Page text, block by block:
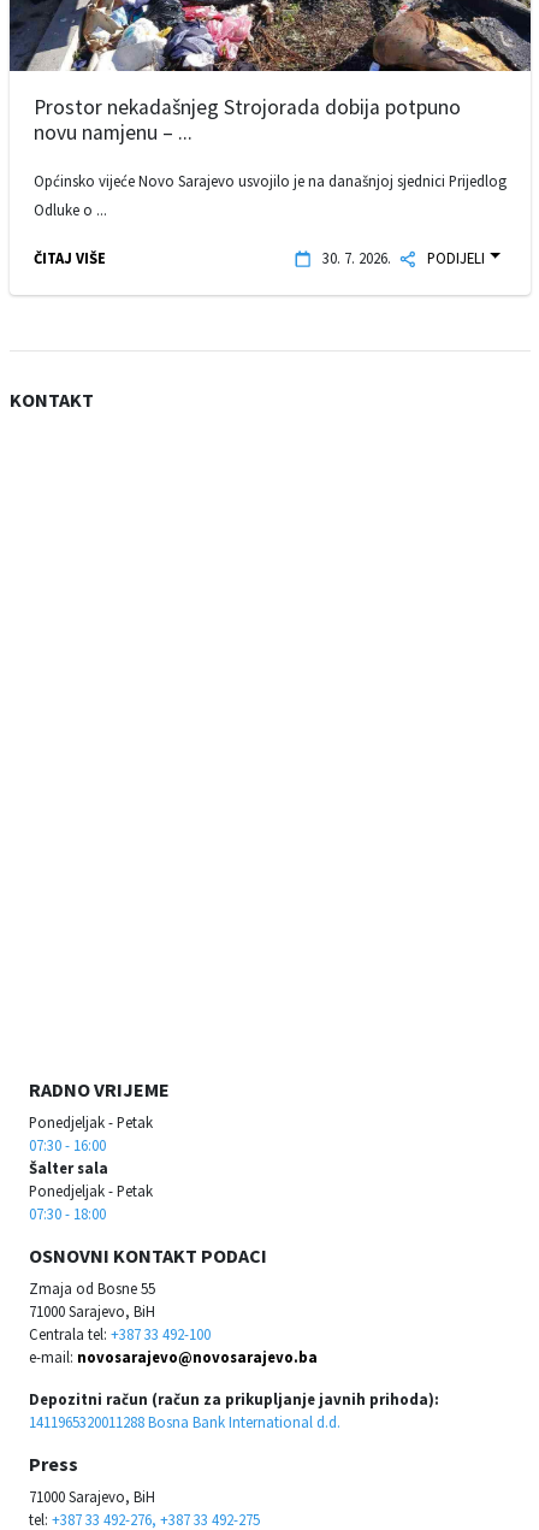
Prostor nekadašnjeg Strojorada dobija potpuno
novu namjenu – ...
Općinsko vijeće Novo Sarajevo usvojilo je na današnjoj sjednici Prijedlog
Odluke o ...
ČITAJ VIŠE 30. 7. 2026. PODIJELI
KONTAKT
RADNO VRIJEME
Ponedjeljak - Petak
07:30 - 16:00
Šalter sala
Ponedjeljak - Petak
07:30 - 18:00
OSNOVNI KONTAKT PODACI
Zmaja od Bosne 55
71000 Sarajevo, BiH
Centrala tel: +387 33 492-100
e-mail: novosarajevo@novosarajevo.ba
Depozitni račun (račun za prikupljanje javnih prihoda):
1411965320011288 Bosna Bank International d.d.
Press
71000 Sarajevo, BiH
tel: +387 33 492-276, +387 33 492-275